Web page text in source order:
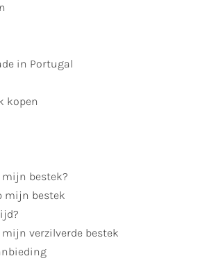
in Portugal
kopen
bestek?
mijn bestek
verzilverde bestek